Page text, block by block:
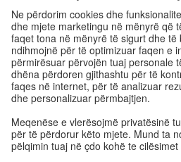
Ushtro gjermanisht falas
Kurse gjermanisht të
Portali për mësuesit
Privatësia dhe Qasja pa pengesa
Rregullimet e sferës